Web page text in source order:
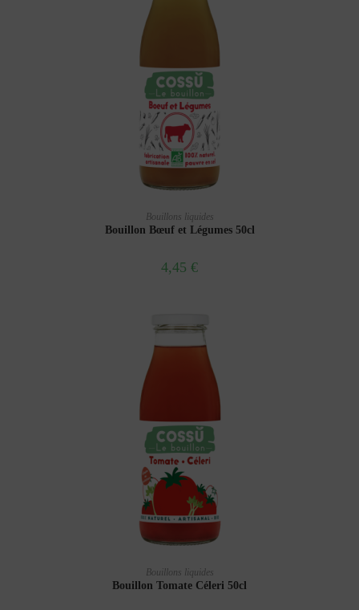
AJOUTER AU PANIER
Bouillons liquides
Bouillon Bœuf et Légumes 50cl
4,45 €
AJOUTER AU PANIER
Bouillons liquides
Bouillon Tomate Céleri 50cl